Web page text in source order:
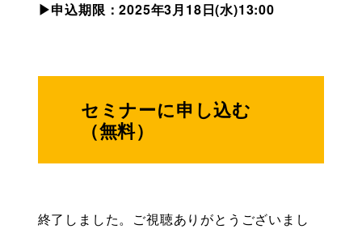
▶申込期限：2025年3月18日(水)13:00
セミナーに申し込む
（無料）
終了しました。ご視聴ありがとうございまし